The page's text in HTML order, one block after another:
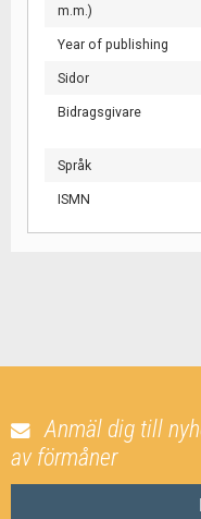
m.m.)
Year of publishing
Sidor
Bidragsgivare
Språk
ISMN
Anmäl dig till
av förmåner